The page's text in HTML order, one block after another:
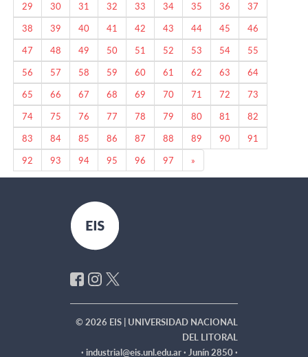
29
30 31 32 33 34 35 36
37
38
39 40 41 42 43 44 45
46
47
48 49 50 51 52 53 54
55
56
57 58 59 60 61 62 63
64
65
66 67 68 69 70 71 72
73
74
75 76 77 78 79 80 81
82
83
84 85 86 87 88 89 90
91
92
93 94 95 96 97 »
© 2026 EIS | UNIVERSIDAD NACIONAL
DEL LITORAL
·industrial@eis.unl.edu.ar · Junín 2850 ·